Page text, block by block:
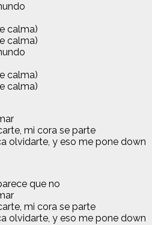
calma)
calma)
calma)
calma)
mi cora se parte
olvidarte, y eso me pone down
que no
mi cora se parte
olvidarte, y eso me pone down